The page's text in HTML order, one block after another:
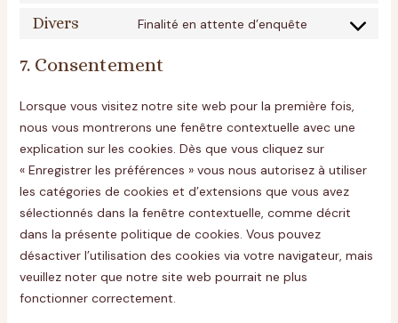
Divers Finalité en attente d’enquête
7. Consentement
Lorsque vous visitez notre site web pour la première fois,
nous vous montrerons une fenêtre contextuelle avec une
explication sur les cookies. Dès que vous cliquez sur
« Enregistrer les préférences » vous nous autorisez à utiliser
les catégories de cookies et d’extensions que vous avez
sélectionnés dans la fenêtre contextuelle, comme décrit
dans la présente politique de cookies. Vous pouvez
désactiver l’utilisation des cookies via votre navigateur, mais
veuillez noter que notre site web pourrait ne plus
fonctionner correctement.